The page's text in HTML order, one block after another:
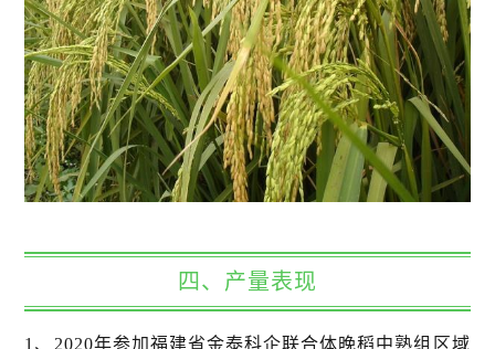
四、产量表现
1、2020年参加福建省金泰科企联合体晚稻中熟组区域